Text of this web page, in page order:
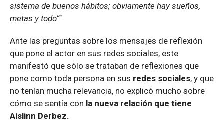
sistema de buenos hábitos; obviamente hay sueños,
metas y todo”"
Ante las preguntas sobre los mensajes de reflexión
que pone el actor en sus redes sociales, este
manifestó que sólo se trataban de reflexiones que
pone como toda persona en sus redes sociales, y que
no tenían mucha relevancia, no explicó mucho sobre
cómo se sentía con la nueva relación que tiene
Aislinn Derbez.